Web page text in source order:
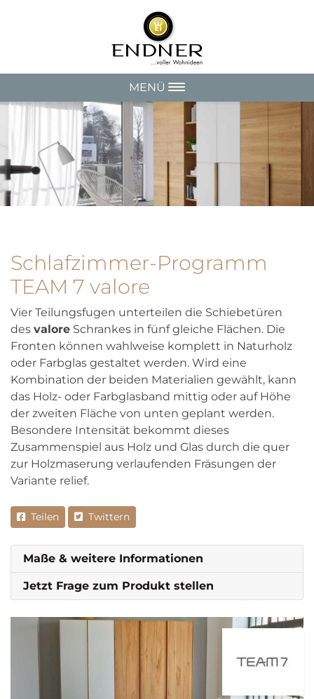
MENÜ
Schlafzimmer-Programm
TEAM 7 valore
Vier Teilungsfugen unterteilen die Schiebetüren
des valore Schrankes in fünf gleiche Flächen. Die
Fronten können wahlweise komplett in Naturholz
oder Farbglas gestaltet werden. Wird eine
Kombination der beiden Materialien gewählt, kann
das Holz- oder Farbglasband mittig oder auf Höhe
der zweiten Fläche von unten geplant werden.
Besondere Intensität bekommt dieses
Zusammenspiel aus Holz und Glas durch die quer
zur Holzmaserung verlaufenden Fräsungen der
Variante relief.
Teilen Twittern
Maße & weitere Informationen
Jetzt Frage zum Produkt stellen